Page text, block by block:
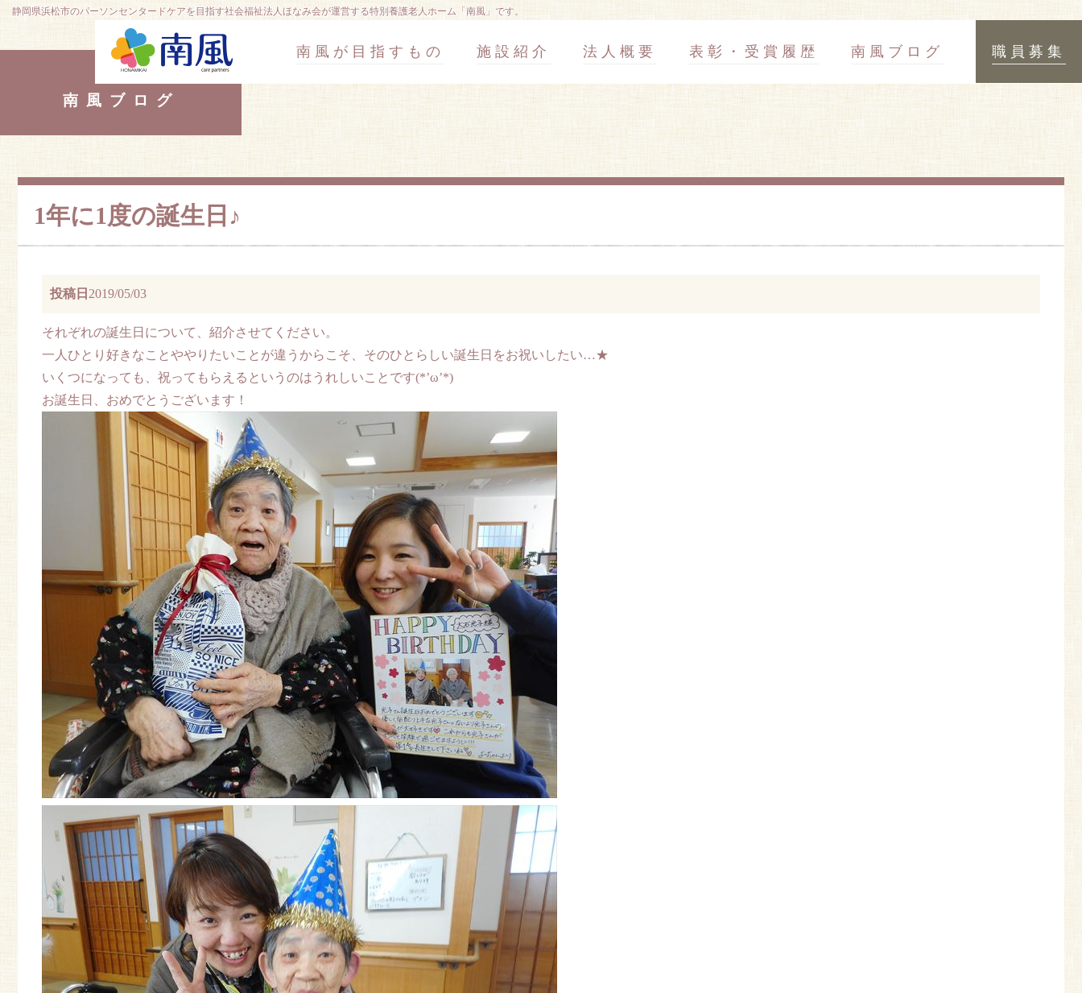
静岡県浜松市のパーソンセンタードケアを目指す社会福祉法人ほなみ会が運営する特別養護老人ホーム「南風」です。
南風が目指すもの 施設紹介 法人概要 表彰・受賞履歴 南風ブログ 職員募集
南風ブログ
1年に1度の誕生日♪
投稿日 2019/05/03
それぞれの誕生日について、紹介させてください。
一人ひとり好きなことややりたいことが違うからこそ、そのひとらしい誕生日をお祝いしたい…★
いくつになっても、祝ってもらえるというのはうれしいことです(*’ω’*)
お誕生日、おめでとうございます！